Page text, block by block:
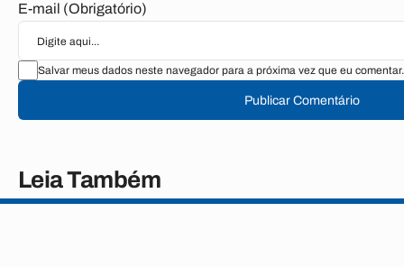
E-mail (Obrigatório)
Salvar meus dados neste navegador para a próxima vez que eu comentar.
Publicar Comentário
Leia Também